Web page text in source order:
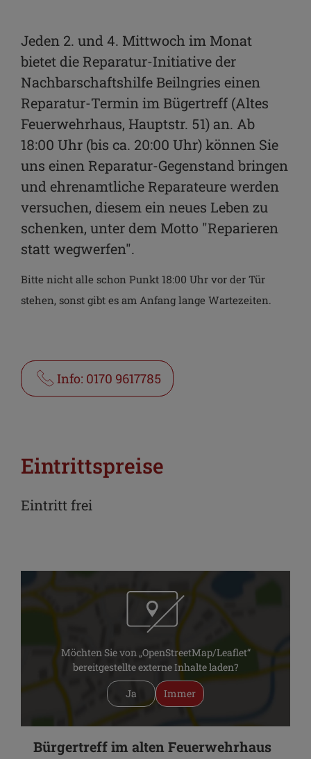
WhatsApp
Link kopieren
E-Mail
Jeden 2. und 4. Mittwoch im Monat
bietet die Reparatur-Initiative der
Nachbarschaftshilfe Beilngries einen
Reparatur-Termin im Bügertreff (Altes
Feuerwehrhaus, Hauptstr. 51) an. Ab
18:00 Uhr (bis ca. 20:00 Uhr) können Sie
uns einen Reparatur-Gegenstand bringen
und ehrenamtliche Reparateure werden
versuchen, diesem ein neues Leben zu
schenken, unter dem Motto "Reparieren
statt wegwerfen".
Bitte nicht alle schon Punkt 18:00 Uhr vor der Tür
stehen, sonst gibt es am Anfang lange Wartezeiten.
Info: 0170 9617785
Eintrittspreise
Eintritt frei
Möchten Sie von „OpenStreetMap/Leaflet“
bereitgestellte externe Inhalte laden?
Ja Immer
Bürgertreff im alten Feuerwehrhaus